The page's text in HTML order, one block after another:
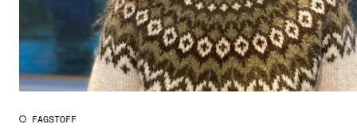
FAGSTOFF